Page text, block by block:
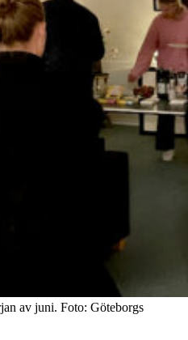
av juni. Foto: Göteborgs